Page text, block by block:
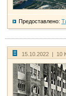
Предоставлено:
15.10.2022 | 10